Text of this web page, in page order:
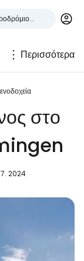
Περισσότερα
στο
2024